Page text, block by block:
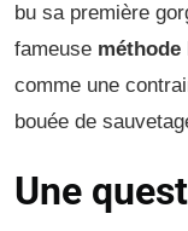
bu sa première
fameuse méthode
comme une
bouée de
Une